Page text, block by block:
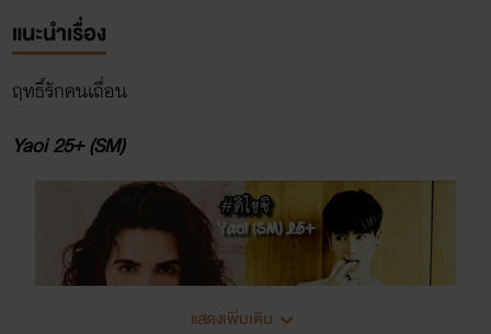
แนะนำเรื่อง
ฤทธิ์รักคนเถื่อน
Yaoi 25+ (SM)
แสดงเพิ่มเติม